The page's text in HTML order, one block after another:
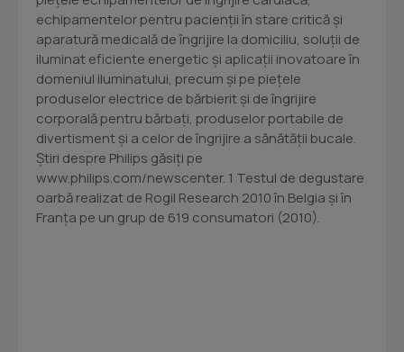
echipamentelor pentru pacienţii în stare critică şi
aparatură medicală de îngrijire la domiciliu, soluţii de
iluminat eficiente energetic şi aplicaţii inovatoare în
domeniul iluminatului, precum şi pe pieţele
produselor electrice de bărbierit şi de îngrijire
corporală pentru bărbaţi, produselor portabile de
divertisment şi a celor de îngrijire a sănătăţii bucale.
Ştiri despre Philips găsiţi pe
www.philips.com/newscenter. 1 Testul de degustare
oarbă realizat de Rogil Research 2010 în Belgia şi în
Franţa pe un grup de 619 consumatori (2010).